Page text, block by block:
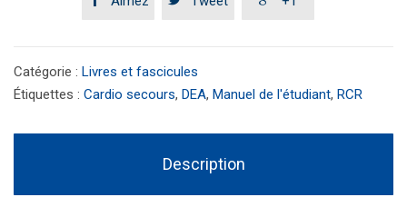
Catégorie : Livres et fascicules
Étiquettes : Cardio secours, DEA, Manuel de l'étudiant, RCR
Description